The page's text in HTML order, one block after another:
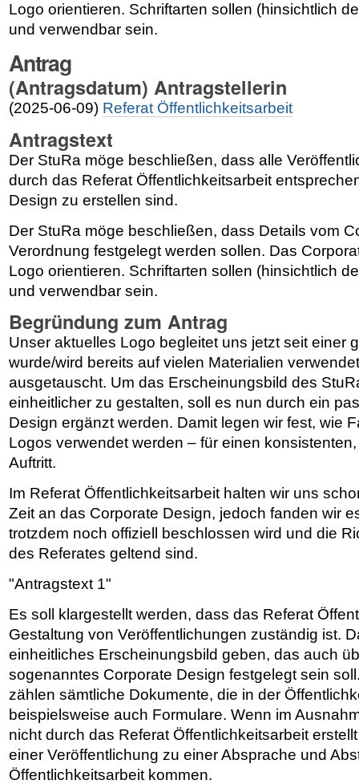
Logo orientieren. Schriftarten sollen (hinsichtlich
und verwendbar sein.
Antrag
(Antragsdatum) Antragstellerin
(2025-06-09) Referat Öffentlichkeitsarbeit
Antragstext
Der StuRa möge beschließen, dass alle
durch das Referat Öffentlichkeitsarbeit
Design zu erstellen sind.
Der StuRa möge beschließen, dass Details vom
Verordnung festgelegt werden sollen. Das
Logo orientieren. Schriftarten sollen (hinsichtlich
und verwendbar sein.
Begründung zum Antrag
Unser aktuelles Logo begleitet uns jetzt seit einer
wurde/wird bereits auf vielen Materialien
ausgetauscht. Um das Erscheinungsbild des
einheitlicher zu gestalten, soll es nun durch ein
Design ergänzt werden. Damit legen wir fest, wie
Logos verwendet werden – für einen
Auftritt.
Im Referat Öffentlichkeitsarbeit halten wir uns
Zeit an das Corporate Design, jedoch fanden wir
trotzdem noch offiziell beschlossen wird und die
des Referates geltend sind.
"Antragstext 1"
Es soll klargestellt werden, dass das Referat
Gestaltung von Veröffentlichungen zuständig ist.
einheitliches Erscheinungsbild geben, das auch
sogenanntes Corporate Design festgelegt sein
zählen sämtliche Dokumente, die in der
beispielsweise auch Formulare. Wenn im
nicht durch das Referat Öffentlichkeitsarbeit
einer Veröffentlichung zu einer Absprache und
Öffentlichkeitsarbeit kommen.